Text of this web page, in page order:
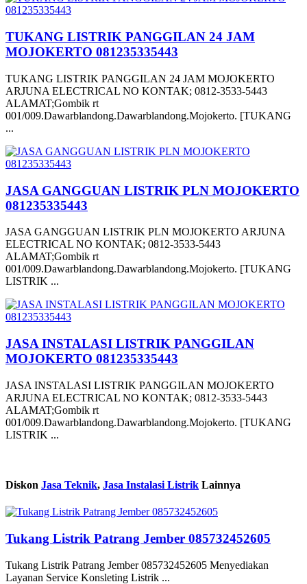
TUKANG LISTRIK PANGGILAN 24 JAM
MOJOKERTO 081235335443
TUKANG LISTRIK PANGGILAN 24 JAM MOJOKERTO
ARJUNA ELECTRICAL NO KONTAK; 0812-3533-5443
ALAMAT;Gombik rt
001/009.Dawarblandong.Dawarblandong.Mojokerto. [TUKANG
...
JASA GANGGUAN LISTRIK PLN MOJOKERTO
081235335443
JASA GANGGUAN LISTRIK PLN MOJOKERTO ARJUNA
ELECTRICAL NO KONTAK; 0812-3533-5443
ALAMAT;Gombik rt
001/009.Dawarblandong.Dawarblandong.Mojokerto. [TUKANG
LISTRIK ...
JASA INSTALASI LISTRIK PANGGILAN
MOJOKERTO 081235335443
JASA INSTALASI LISTRIK PANGGILAN MOJOKERTO
ARJUNA ELECTRICAL NO KONTAK; 0812-3533-5443
ALAMAT;Gombik rt
001/009.Dawarblandong.Dawarblandong.Mojokerto. [TUKANG
LISTRIK ...
Diskon Jasa Teknik, Jasa Instalasi Listrik Lainnya
Tukang Listrik Patrang Jember 085732452605
Tukang Listrik Patrang Jember 085732452605 Menyediakan
Layanan Service Konsleting Listrik ...